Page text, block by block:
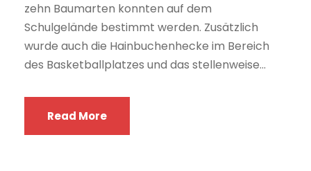
zehn Baumarten konnten auf dem
Schulgelände bestimmt werden. Zusätzlich
wurde auch die Hainbuchenhecke im Bereich
des Basketballplatzes und das stellenweise...
Read More